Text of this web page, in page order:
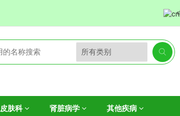
皮肤科 肾脏病学 其他疾病